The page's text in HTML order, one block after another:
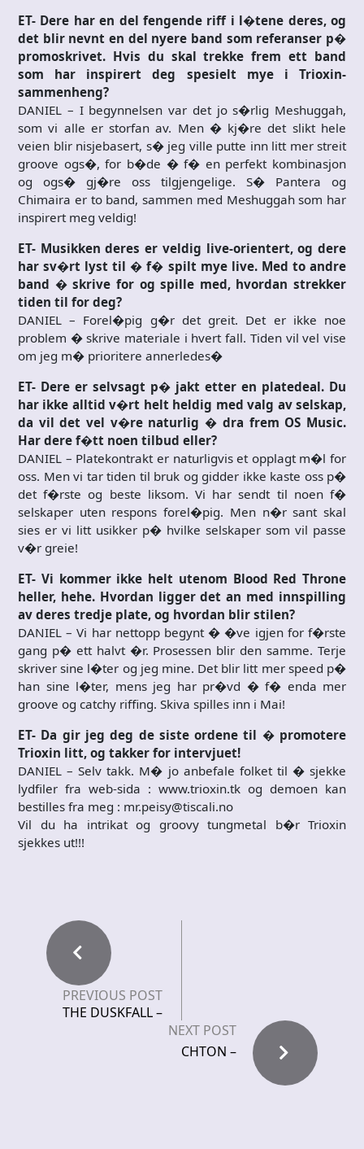
ET- Dere har en del fengende riff i l�tene deres, og
det blir nevnt en del nyere band som referanser p�
promoskrivet. Hvis du skal trekke frem ett band
som har inspirert deg spesielt mye i Trioxin-
sammenheng?
DANIEL – I begynnelsen var det jo s�rlig Meshuggah,
som vi alle er storfan av. Men � kj�re det slikt hele
veien blir nisjebasert, s� jeg ville putte inn litt mer streit
groove ogs�, for b�de � f� en perfekt kombinasjon
og ogs� gj�re oss tilgjengelige. S� Pantera og
Chimaira er to band, sammen med Meshuggah som har
inspirert meg veldig!
ET- Musikken deres er veldig live-orientert, og dere
har sv�rt lyst til � f� spilt mye live. Med to andre
band � skrive for og spille med, hvordan strekker
tiden til for deg?
DANIEL – Forel�pig g�r det greit. Det er ikke noe
problem � skrive materiale i hvert fall. Tiden vil vel vise
om jeg m� prioritere annerledes�
ET- Dere er selvsagt p� jakt etter en platedeal. Du
har ikke alltid v�rt helt heldig med valg av selskap,
da vil det vel v�re naturlig � dra frem OS Music.
Har dere f�tt noen tilbud eller?
DANIEL – Platekontrakt er naturligvis et opplagt m�l for
oss. Men vi tar tiden til bruk og gidder ikke kaste oss p�
det f�rste og beste liksom. Vi har sendt til noen f�
selskaper uten respons forel�pig. Men n�r sant skal
sies er vi litt usikker p� hvilke selskaper som vil passe
v�r greie!
ET- Vi kommer ikke helt utenom Blood Red Throne
heller, hehe. Hvordan ligger det an med innspilling
av deres tredje plate, og hvordan blir stilen?
DANIEL – Vi har nettopp begynt � �ve igjen for f�rste
gang p� ett halvt �r. Prosessen blir den samme. Terje
skriver sine l�ter og jeg mine. Det blir litt mer speed p�
han sine l�ter, mens jeg har pr�vd � f� enda mer
groove og catchy riffing. Skiva spilles inn i Mai!
ET- Da gir jeg deg de siste ordene til � promotere
Trioxin litt, og takker for intervjuet!
DANIEL – Selv takk. M� jo anbefale folket til � sjekke
lydfiler fra web-sida : www.trioxin.tk og demoen kan
bestilles fra meg : mr.peisy@tiscali.no
Vil du ha intrikat og groovy tungmetal b�r Trioxin
sjekkes ut!!!
PREVIOUS POST
THE DUSKFALL –
NEXT POST
CHTON –